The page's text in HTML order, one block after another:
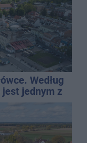
Według
jednym z